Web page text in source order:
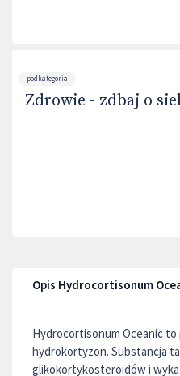
podkategoria
Zdrowie - zdbaj o
Opis Hydrocortisonum
Hydrocortisonum Oceanic
hydrokortyzon. Substancja
glikokortykosteroidów i